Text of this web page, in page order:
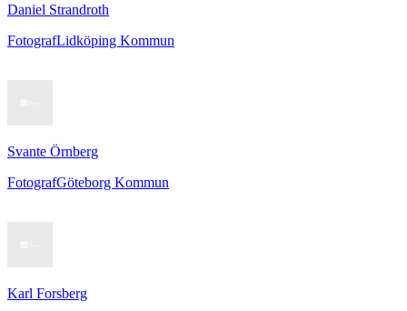
Daniel Strandroth
FotografLidköping Kommun
Svante Örnberg
FotografGöteborg Kommun
Karl Forsberg